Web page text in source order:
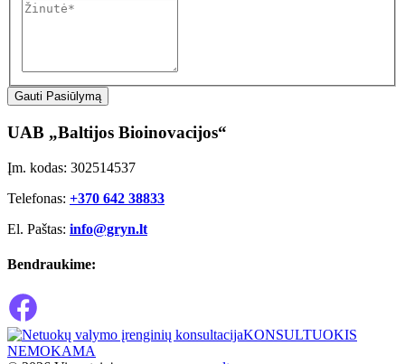
Gauti Pasiūlymą
UAB „Baltijos Bioinovacijos“
Įm. kodas: 302514537
Telefonas: +370 642 38833
El. Paštas: info@gryn.lt
Bendraukime:
KONSULTUOKIS
NEMOKAMA